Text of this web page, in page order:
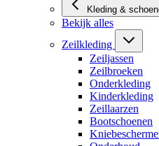
Kleding &
Bekijk alles
Zeilkleding
Zeiljassen
Zeilbroeken
Onderkleding
Kinderkleding
Zeillaarzen
Bootschoenen